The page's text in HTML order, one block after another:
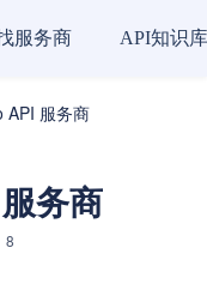
服务商 API知识库
API 服务商
务商
8